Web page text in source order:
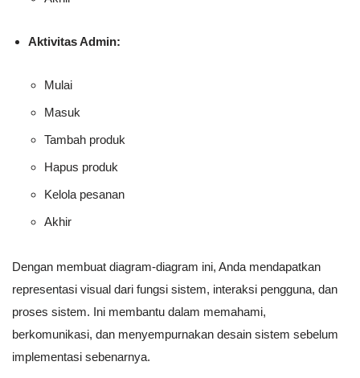
Aktivitas Admin:
Mulai
Masuk
Tambah produk
Hapus produk
Kelola pesanan
Akhir
Dengan membuat diagram-diagram ini, Anda mendapatkan
representasi visual dari fungsi sistem, interaksi pengguna, dan
proses sistem. Ini membantu dalam memahami,
berkomunikasi, dan menyempurnakan desain sistem sebelum
implementasi sebenarnya.